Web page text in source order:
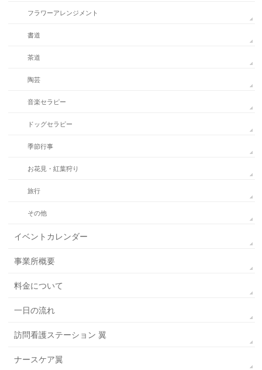
フラワーアレンジメント
書道
茶道
陶芸
音楽セラピー
ドッグセラピー
季節行事
お花見・紅葉狩り
旅行
その他
イベントカレンダー
事業所概要
料金について
一日の流れ
訪問看護ステーション 翼
ナースケア翼